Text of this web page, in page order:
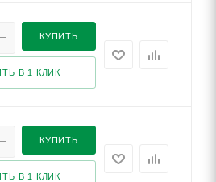
КУПИТЬ
В 1 КЛИК
КУПИТЬ
В 1 КЛИК